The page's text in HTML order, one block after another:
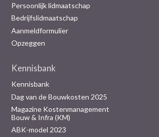
Persoonlijk lidmaatschap
Bedrijfslidmaatschap
Aanmeldformulier
Opzeggen
Kennisbank
Kennisbank
Dag van de Bouwkosten 2025
Magazine Kostenmanagement
Bouw & Infra (KM)
ABK-model 2023